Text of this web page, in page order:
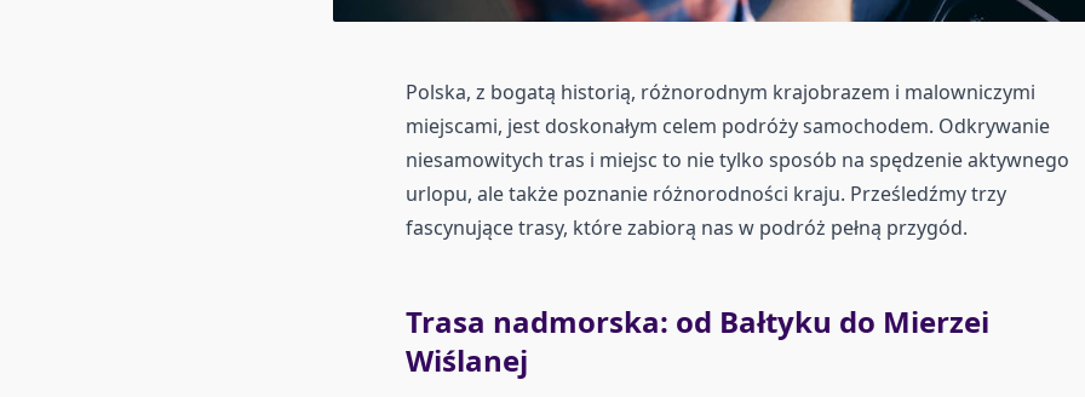
Polska, z bogatą historią, różnorodnym krajobrazem i malowniczymi
miejscami, jest doskonałym celem podróży samochodem. Odkrywanie
niesamowitych tras i miejsc to nie tylko sposób na spędzenie aktywnego
urlopu, ale także poznanie różnorodności kraju. Prześledźmy trzy
fascynujące trasy, które zabiorą nas w podróż pełną przygód.
Trasa nadmorska: od Bałtyku do Mierzei
Wiślanej